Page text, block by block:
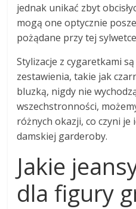
jednak unikać zbyt
mogą one optycznie
pożądane przy tej
Stylizacje z cygaretkami
zestawienia, takie jak
bluzką, nigdy nie
wszechstronności,
różnych okazji, co czyni je
damskiej garderoby.
Jakie
dla figury